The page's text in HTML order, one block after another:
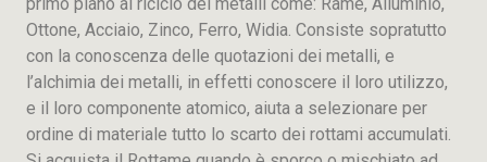
Ottone, Acciaio, Zinco, Ferro, Widia. Consiste sopratutto
con la conoscenza delle quotazioni dei metalli, e
l’alchimia dei metalli, in effetti conoscere il loro utilizzo,
e il loro componente atomico, aiuta a selezionare per
ordine di materiale tutto lo scarto dei rottami accumulati.